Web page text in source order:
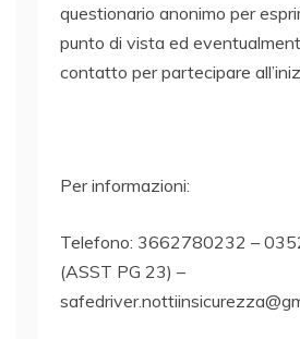
questionario anonimo per
punto di vista ed
contatto per partecipare
Per informazioni:
Telefono: 3662780232 –
(ASST PG 23) –